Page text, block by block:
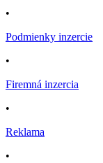
•
Podmienky inzercie
•
Firemná inzercia
•
Reklama
•